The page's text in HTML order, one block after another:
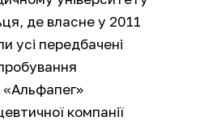
де власне у 2011
усі передбачені
«Альфапег»
компанії